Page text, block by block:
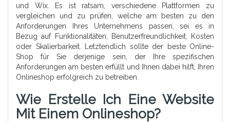
und Wix. Es ist ratsam, verschiedene Plattformen zu
vergleichen und zu prüfen, welche am besten zu den
Anforderungen Ihres Unternehmens passen, sei es in
Bezug auf Funktionalitäten, Benutzerfreundlichkeit, Kosten
oder Skalierbarkeit. Letztendlich sollte der beste Online-
Shop für Sie derjenige sein, der Ihre spezifischen
Anforderungen am besten erfüllt und Ihnen dabei hilft, Ihren
Onlineshop erfolgreich zu betreiben.
Wie Erstelle Ich Eine Website
Mit Einem Onlineshop?